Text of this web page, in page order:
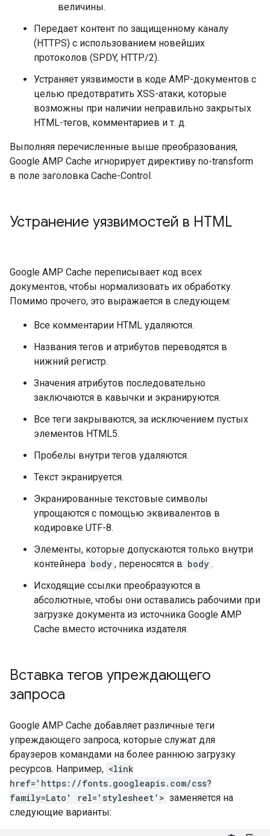
величины.
Передает контент по защищенному каналу
(HTTPS) с использованием новейших
протоколов (SPDY, HTTP/2).
Устраняет уязвимости в коде AMP-документов с
целью предотвратить XSS-атаки, которые
возможны при наличии неправильно закрытых
HTML-тегов, комментариев и т. д.
Выполняя перечисленные выше преобразования,
Google AMP Cache игнорирует директиву no-transform
в поле заголовка Cache-Control.
Устранение уязвимостей в HTML
Google AMP Cache переписывает код всех
документов, чтобы нормализовать их обработку.
Помимо прочего, это выражается в следующем:
Все комментарии HTML удаляются.
Названия тегов и атрибутов переводятся в
нижний регистр.
Значения атрибутов последовательно
заключаются в кавычки и экранируются.
Все теги закрываются, за исключением пустых
элементов HTML5.
Пробелы внутри тегов удаляются.
Текст экранируется.
Экранированные текстовые символы
упрощаются с помощью эквивалентов в
кодировке UTF-8.
Элементы, которые допускаются только внутри
контейнера body , переносятся в body .
Исходящие ссылки преобразуются в
абсолютные, чтобы они оставались рабочими при
загрузке документа из источника Google AMP
Cache вместо источника издателя.
Вставка тегов упреждающего
запроса
Google AMP Cache добавляет различные теги
упреждающего запроса, которые служат для
браузеров командами на более раннюю загрузку
ресурсов. Например, <link
href='https://fonts.googleapis.com/css?
family=Lato' rel='stylesheet’> заменяется на
следующие варианты: